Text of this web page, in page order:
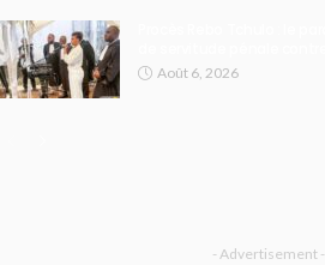
Août 6, 2026
- Advertisement -